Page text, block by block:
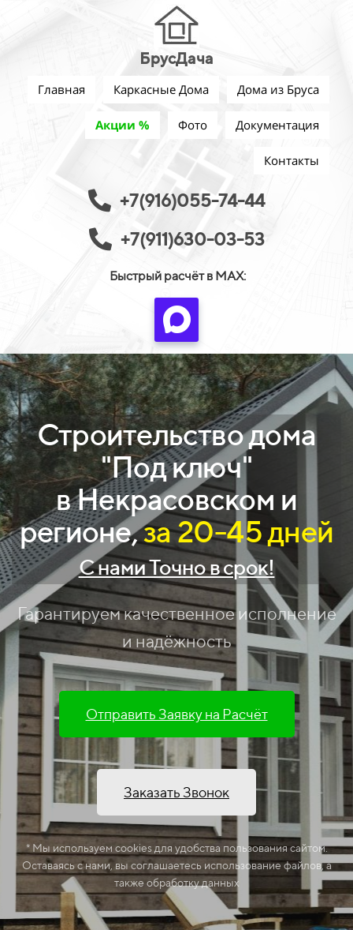
БрусДача
Главная Каркасные Дома Дома из Бруса
Акции % Фото Документация
Контакты
+7(916)055-74-44
+7(911)630-03-53
Быстрый расчёт в MAX:
Строительство дома
"Под ключ"
в Некрасовском и
регионе,за 20-45 дней
С нами Точно в срок!
Гарантируем качественное исполнение
и надёжность
Отправить Заявку на Расчёт
Заказать Звонок
* Мы используем cookies для удобства пользования сайтом.
Оставаясь с нами, вы соглашаетесь использование файлов, а
также обработку данных